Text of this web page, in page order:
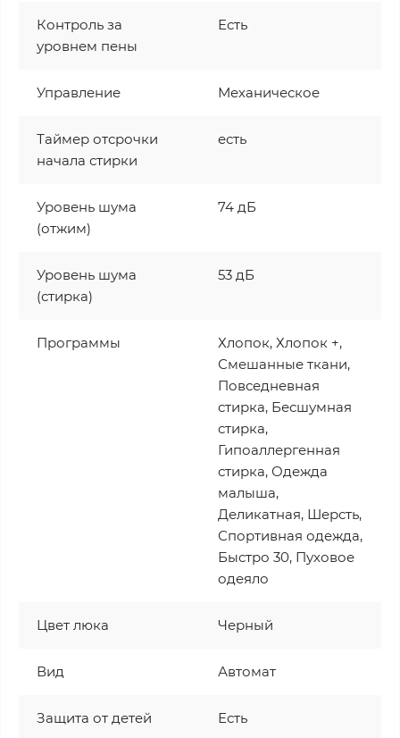
Контроль за
уровнем пены
Есть
Управление Механическое
Таймер отсрочки
начала стирки
есть
Уровень шума
(отжим)
74 дБ
Уровень шума
(стирка)
53 дБ
Программы
Хлопок, Хлопок +,
Смешанные ткани,
Повседневная
стирка, Бесшумная
стирка,
Гипоаллергенная
стирка, Одежда
малыша,
Деликатная, Шерсть,
Спортивная одежда,
Быстро 30, Пуховое
одеяло
Цвет люка Черный
Вид Автомат
Защита от детей Есть